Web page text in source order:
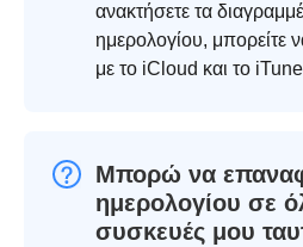
ανακτήσετε τα
ημερολογίου, μπορείτε
με το iCloud και το
Μπορώ να
ημερολογίου σε
συσκευές μου